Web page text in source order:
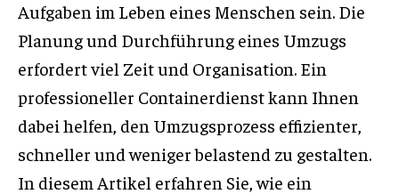
Aufgaben im Leben eines Menschen sein. Die
Planung und Durchführung eines Umzugs
erfordert viel Zeit und Organisation. Ein
professioneller Containerdienst kann Ihnen
dabei helfen, den Umzugsprozess effizienter,
schneller und weniger belastend zu gestalten.
In diesem Artikel erfahren Sie, wie ein